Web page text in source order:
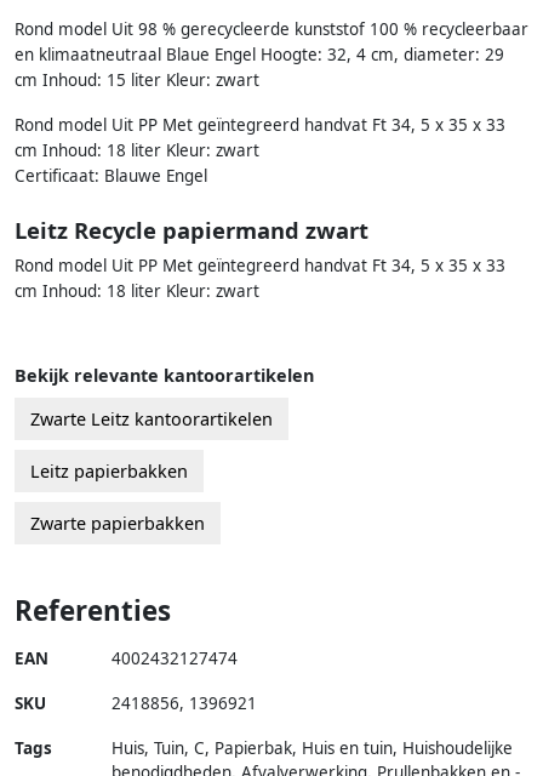
Rond model Uit 98 % gerecycleerde kunststof 100 % recycleerbaar
en klimaatneutraal Blaue Engel Hoogte: 32, 4 cm, diameter: 29
cm Inhoud: 15 liter Kleur: zwart
Rond model Uit PP Met geïntegreerd handvat Ft 34, 5 x 35 x 33
cm Inhoud: 18 liter Kleur: zwart
Certificaat: Blauwe Engel
Leitz Recycle papiermand zwart
Rond model Uit PP Met geïntegreerd handvat Ft 34, 5 x 35 x 33
cm Inhoud: 18 liter Kleur: zwart
Bekijk relevante kantoorartikelen
Zwarte Leitz kantoorartikelen
Leitz papierbakken
Zwarte papierbakken
Referenties
EAN 4002432127474
SKU 2418856, 1396921
Tags
Huis, Tuin, C, Papierbak, Huis en tuin, Huishoudelijke